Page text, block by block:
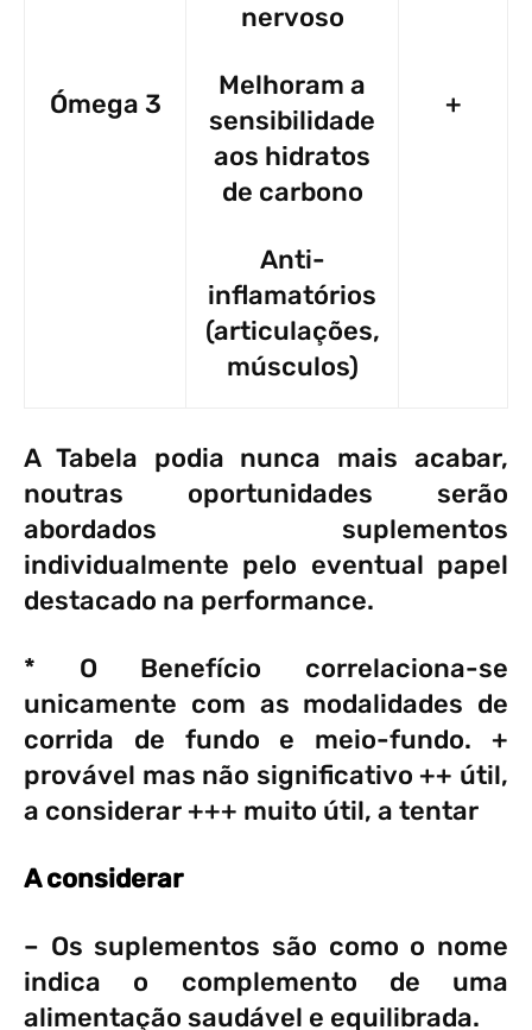
Ómega 3
nervoso
Melhoram a
sensibilidade
aos hidratos
de carbono
Anti-
inflamatórios
(articulações,
músculos)
+
A Tabela podia nunca mais acabar,
noutras oportunidades serão
abordados suplementos
individualmente pelo eventual papel
destacado na performance.
* O Benefício correlaciona-se
unicamente com as modalidades de
corrida de fundo e meio-fundo. +
provável mas não significativo ++ útil,
a considerar +++ muito útil, a tentar
A considerar
– Os suplementos são como o nome
indica o complemento de uma
alimentação saudável e equilibrada.